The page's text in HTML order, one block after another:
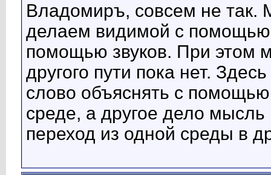
Владомиръ, совсем не
делаем видимой с
помощью звуков. При этом
другого пути пока нет.
слово объяснять с помощью
среде, а другое дело
переход из одной среды в